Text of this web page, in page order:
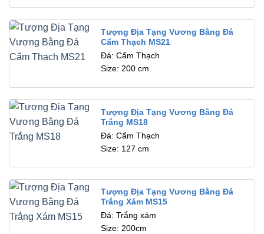
Tượng Địa Tạng Vương Bằng Đá
Cẩm Thạch MS21
Đá: Cẩm Thạch
Size: 200 cm
Tượng Địa Tạng Vương Bằng Đá
Trắng MS18
Đá: Cẩm Thạch
Size: 127 cm
Tượng Địa Tạng Vương Bằng Đá
Trắng Xám MS15
Đá: Trắng xám
Size: 200cm